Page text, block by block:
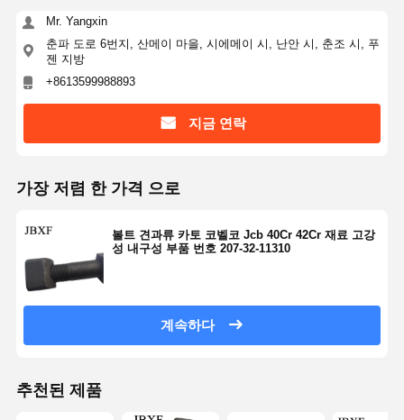
Mr. Yangxin
춘파 도로 6번지, 산메이 마을, 시에메이 시, 난안 시, 춘조 시, 푸
젠 지방
+8613599988893
지금 연락
가장 저렴 한 가격 으로
볼트 견과류 카토 코벨코 Jcb 40Cr 42Cr 재료 고강
성 내구성 부품 번호 207-32-11310
계속하다
추천된 제품